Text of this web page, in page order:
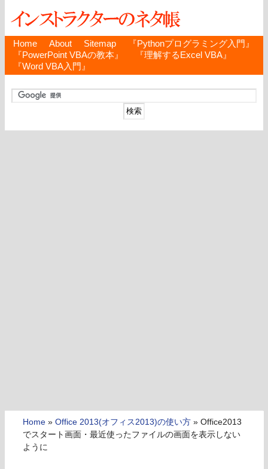
Home About Sitemap
『Pythonプログラミング入門』
『PowerPoint VBAの教本』
『理解するExcel VBA』
『Word VBA入門』
Home » Office 2013(オフィス2013)の使い方 » Office2013
でスタート画面・最近使ったファイルの画面を表示しない
ように